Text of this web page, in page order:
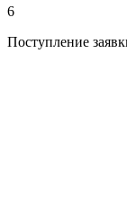
6
Поступление